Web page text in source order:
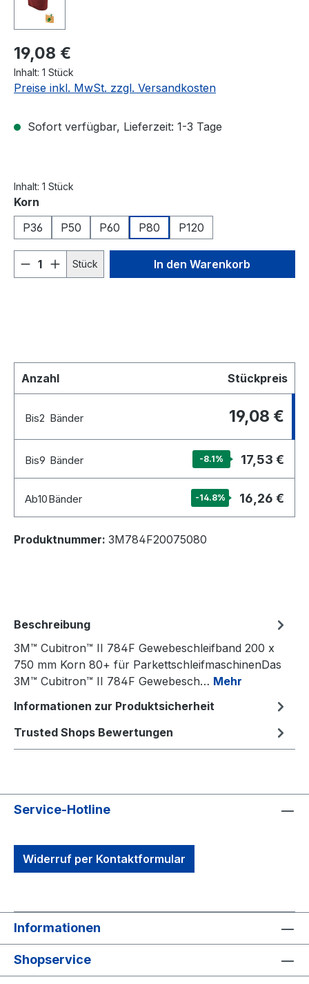
19,08 €
Inhalt: 1 Stück
Preise inkl. MwSt. zzgl. Versandkosten
Sofort verfügbar, Lieferzeit: 1-3 Tage
Inhalt: 1 Stück
Korn
P36
P50 P60 P80 P120
Produkt Anzahl: Gib den
Stück In den Warenkorb
Anzahl Stückpreis
Bis2 Bänder 19,08 €
Bis9 Bänder -8.1% 17,53 €
Ab10Bänder -14.8% 16,26 €
Produktnummer: 3M784F20075080
Beschreibung
3M™ Cubitron™ II 784F Gewebeschleifband 200 x
750 mm Korn 80+ für ParkettschleifmaschinenDas
3M™ Cubitron™ II 784F Gewebesch… Mehr
Informationen zur Produktsicherheit
Trusted Shops Bewertungen
Service-Hotline
Widerruf per Kontaktformular
Informationen
Shopservice